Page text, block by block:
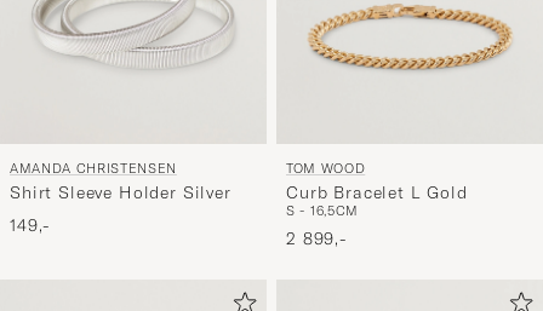
AMANDA CHRISTENSEN
Shirt Sleeve Holder Silver
149,-
TOM WOOD
Curb Bracelet L Gold
S - 16,5CM
2 899,-